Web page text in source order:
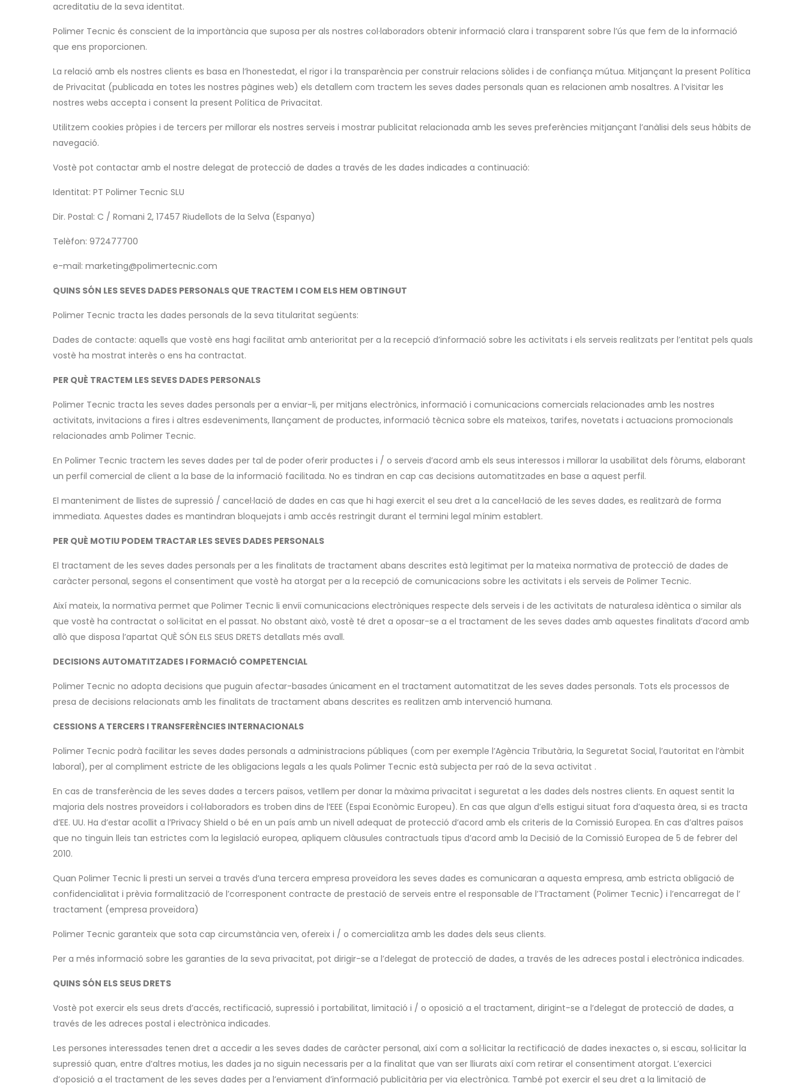
acreditatiu de la seva identitat.
Polimer Tecnic és conscient de la importància que suposa per als nostres col·laboradors obtenir informació clara i transparent sobre l’ús que fem de la informació
que ens proporcionen.
La relació amb els nostres clients es basa en l’honestedat, el rigor i la transparència per construir relacions sòlides i de confiança mútua. Mitjançant la present Política
de Privacitat (publicada en totes les nostres pàgines web) els detallem com tractem les seves dades personals quan es relacionen amb nosaltres. A l’visitar les
nostres webs accepta i consent la present Política de Privacitat.
Utilitzem cookies pròpies i de tercers per millorar els nostres serveis i mostrar publicitat relacionada amb les seves preferències mitjançant l’anàlisi dels seus hàbits de
navegació.
Vostè pot contactar amb el nostre delegat de protecció de dades a través de les dades indicades a continuació:
Identitat: PT Polimer Tecnic SLU
Dir. Postal: C / Romani 2, 17457 Riudellots de la Selva (Espanya)
Telèfon: 972477700
e-mail: marketing@polimertecnic.com
QUINS SÓN LES SEVES DADES PERSONALS QUE TRACTEM I COM ELS HEM OBTINGUT
Polimer Tecnic tracta les dades personals de la seva titularitat següents:
Dades de contacte: aquells que vostè ens hagi facilitat amb anterioritat per a la recepció d’informació sobre les activitats i els serveis realitzats per l’entitat pels quals
vostè ha mostrat interès o ens ha contractat.
PER QUÈ TRACTEM LES SEVES DADES PERSONALS
Polimer Tecnic tracta les seves dades personals per a enviar-li, per mitjans electrònics, informació i comunicacions comercials relacionades amb les nostres
activitats, invitacions a fires i altres esdeveniments, llançament de productes, informació tècnica sobre els mateixos, tarifes, novetats i actuacions promocionals
relacionades amb Polimer Tecnic.
En Polimer Tecnic tractem les seves dades per tal de poder oferir productes i / o serveis d’acord amb els seus interessos i millorar la usabilitat dels fòrums, elaborant
un perfil comercial de client a la base de la informació facilitada. No es tindran en cap cas decisions automatitzades en base a aquest perfil.
El manteniment de llistes de supressió / cancel·lació de dades en cas que hi hagi exercit el seu dret a la cancel·lació de les seves dades, es realitzarà de forma
immediata. Aquestes dades es mantindran bloquejats i amb accés restringit durant el termini legal mínim establert.
PER QUÈ MOTIU PODEM TRACTAR LES SEVES DADES PERSONALS
El tractament de les seves dades personals per a les finalitats de tractament abans descrites està legitimat per la mateixa normativa de protecció de dades de
caràcter personal, segons el consentiment que vostè ha atorgat per a la recepció de comunicacions sobre les activitats i els serveis de Polimer Tecnic.
Així mateix, la normativa permet que Polimer Tecnic li enviï comunicacions electròniques respecte dels serveis i de les activitats de naturalesa idèntica o similar als
que vostè ha contractat o sol·licitat en el passat. No obstant això, vostè té dret a oposar-se a el tractament de les seves dades amb aquestes finalitats d’acord amb
allò que disposa l’apartat QUÈ SÓN ELS SEUS DRETS detallats més avall.
DECISIONS AUTOMATITZADES I FORMACIÓ COMPETENCIAL
Polimer Tecnic no adopta decisions que puguin afectar-basades únicament en el tractament automatitzat de les seves dades personals. Tots els processos de
presa de decisions relacionats amb les finalitats de tractament abans descrites es realitzen amb intervenció humana.
CESSIONS A TERCERS I TRANSFERÈNCIES INTERNACIONALS
Polimer Tecnic podrà facilitar les seves dades personals a administracions públiques (com per exemple l’Agència Tributària, la Seguretat Social, l’autoritat en l’àmbit
laboral), per al compliment estricte de les obligacions legals a les quals Polimer Tecnic està subjecta per raó de la seva activitat .
En cas de transferència de les seves dades a tercers països, vetllem per donar la màxima privacitat i seguretat a les dades dels nostres clients. En aquest sentit la
majoria dels nostres proveïdors i col·laboradors es troben dins de l’EEE (Espai Econòmic Europeu). En cas que algun d’ells estigui situat fora d’aquesta àrea, si es tracta
d’EE. UU. Ha d’estar acollit a l’Privacy Shield o bé en un país amb un nivell adequat de protecció d’acord amb els criteris de la Comissió Europea. En cas d’altres països
que no tinguin lleis tan estrictes com la legislació europea, apliquem clàusules contractuals tipus d’acord amb la Decisió de la Comissió Europea de 5 de febrer del
2010.
Quan Polimer Tecnic li presti un servei a través d’una tercera empresa proveïdora les seves dades es comunicaran a aquesta empresa, amb estricta obligació de
confidencialitat i prèvia formalització de l’corresponent contracte de prestació de serveis entre el responsable de l’Tractament (Polimer Tecnic) i l’encarregat de l’
tractament (empresa proveïdora)
Polimer Tecnic garanteix que sota cap circumstància ven, ofereix i / o comercialitza amb les dades dels seus clients.
Per a més informació sobre les garanties de la seva privacitat, pot dirigir-se a l’delegat de protecció de dades, a través de les adreces postal i electrònica indicades.
QUINS SÓN ELS SEUS DRETS
Vostè pot exercir els seus drets d’accés, rectificació, supressió i portabilitat, limitació i / o oposició a el tractament, dirigint-se a l’delegat de protecció de dades, a
través de les adreces postal i electrònica indicades.
Les persones interessades tenen dret a accedir a les seves dades de caràcter personal, així com a sol·licitar la rectificació de dades inexactes o, si escau, sol·licitar la
supressió quan, entre d’altres motius, les dades ja no siguin necessaris per a la finalitat que van ser lliurats així com retirar el consentiment atorgat. L’exercici
d’oposició a el tractament de les seves dades per a l’enviament d’informació publicitària per via electrònica. També pot exercir el seu dret a la limitació de